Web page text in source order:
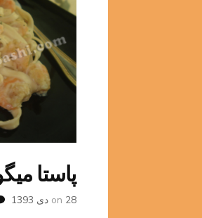
پاستا
on 28 دی 1393